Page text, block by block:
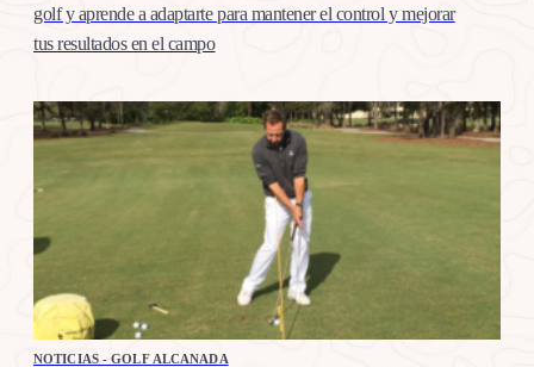
golf y aprende a adaptarte para mantener el control y mejorar
tus resultados en el campo
NOTICIAS - GOLF ALCANADA